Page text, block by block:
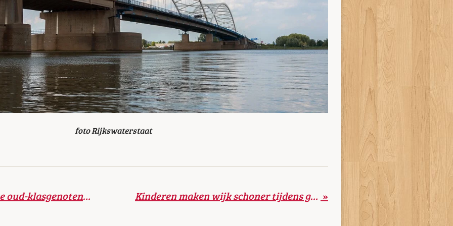
foto Rijkswaterstaat
Oproep: wie kent deze oud-klasgenoten uit Gorinchem? Kinderen maken wijk schoner tijdens geslaagde opruimactie »